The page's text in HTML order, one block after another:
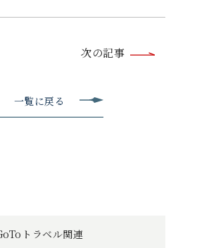
次の記事
一覧に戻る
トラベル関連